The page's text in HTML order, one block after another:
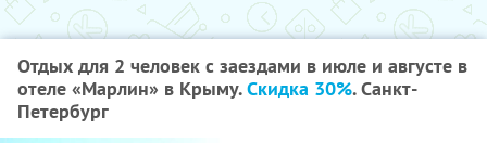
Отдых для 2 человек с заездами в июле и августе в
отеле «Марлин» в Крыму.Скидка 30%. Санкт-
Петербург